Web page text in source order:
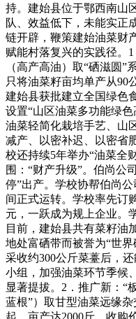
持。建始县位于鄂西南山
队、效益低下，未能实正
链开辟，鞭策建始油菜财
赋能村落复兴的实践径。
（高产高油）取“硒滋圆
只将油菜籽亩均单产从90
建始县获批建立全国绿色
设置“山区油菜多功能绿
油菜轻简化栽培手艺、山
减产、以密补迟、以密省
校还持续5年举办“油菜全
围：“财产升级”。伯尚公
停”出产。学校协帮伯尚
间正式运转。学校率先订
元，一跃成为规上企业。
目前，建始县共有菜籽油
地处富硒带而被誉为“世
采收约300公斤菜薹后，
小组，加强油菜环节季候
显著提拔。2．推广新：“
蓝根”）取甘型油菜远缘
起，亩产达2000斤，收购